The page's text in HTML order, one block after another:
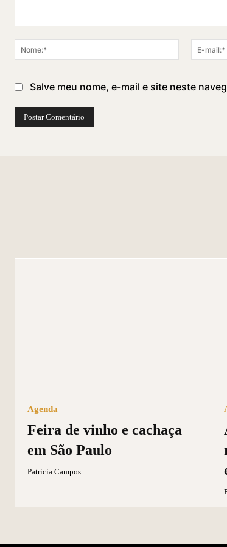
Nome:*
Salve meu nome, e-mail e site neste
Agenda
Feira de vinho e cachaça
em São Paulo
Patricia Campos